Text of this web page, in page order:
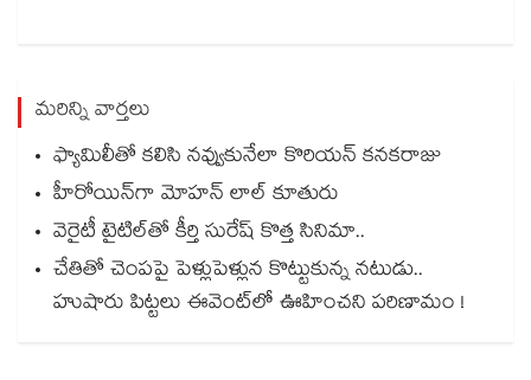
మరిన్ని వార్తలు
ఫ్యామిలీతో కలిసి నవ్వుకునేలా కొరియన్ కనకరాజు
హీరోయిన్⁭గా మోహన్ లాల్ కూతురు
వెరైటీ టైటిల్⁭తో కీర్తి సురేష్‌‌‌‌ కొత్త సినిమా..
చేతితో చెంపపై పెళ్లుపెళ్లున కొట్టుకున్న నటుడు..
హుషారు పిట్టలు ఈవెంట్⁫లో ఊహించని పరిణామం !